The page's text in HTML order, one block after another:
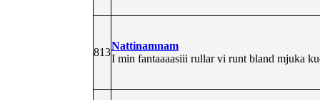
813
Nattinamnam
I min fantaaaasiii rullar vi runt bland mjuka